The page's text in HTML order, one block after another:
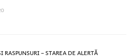
RASPUNSURI – STAREA DE ALERTĂ